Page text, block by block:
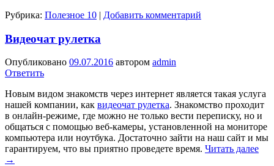
Рубрика: Полезное 10 | Добавить комментарий
Видеочат рулетка
Опубликовано 09.07.2016 автором admin
Ответить
Новым видом знакомств через интернет является такая услуга
нашей компании, как видеочат рулетка. Знакомство проходит
в онлайн-режиме, где можно не только вести переписку, но и
общаться с помощью веб-камеры, установленной на мониторе
компьютера или ноутбука. Достаточно зайти на наш сайт и мы
гарантируем, что вы приятно проведете время. Читать далее
→